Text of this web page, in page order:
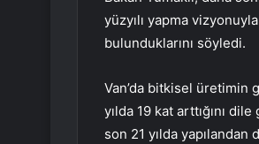
yüzyılı yapma
bulunduklarını söyledi.
Van’da bitkisel üretimin
yılda 19 kat arttığını
son 21 yılda